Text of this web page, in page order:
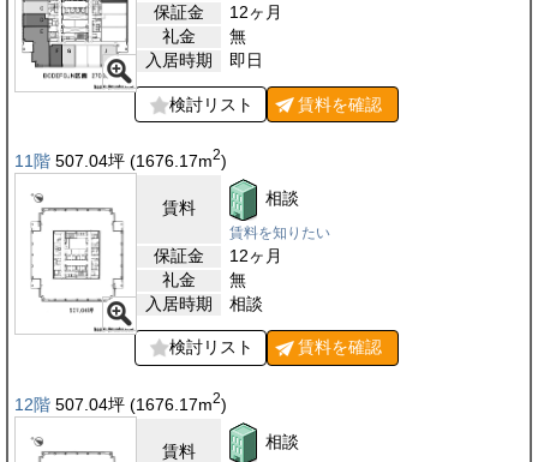
保証金
12ヶ月
礼金
無
入居時期
即日
検討リスト 賃料を確認
11階 507.04坪 (1676.17m2)
賃料 相談
賃料を知りたい
保証金
12ヶ月
礼金
無
入居時期
相談
検討リスト 賃料を確認
12階 507.04坪 (1676.17m2)
賃料 相談